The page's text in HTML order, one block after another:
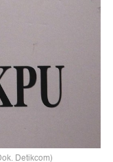
Detikcom)